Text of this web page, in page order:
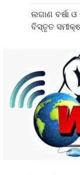
ଲଗାଣ ବର୍ଷା
ବିସ୍ତୃତ